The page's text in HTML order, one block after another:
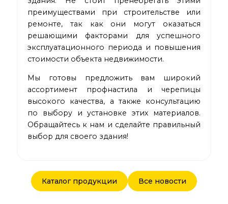
преимуществами при строительстве или
ремонте, так как они могут оказаться
решающими факторами для успешного
эксплуатационного периода и повышения
стоимости объекта недвижимости.
Мы готовы предложить вам широкий
ассортимент профнастила и черепицы
высокого качества, а также консультацию
по выбору и установке этих материалов.
Обращайтесь к нам и сделайте правильный
выбор для своего здания!
Каталог продукции Все новости